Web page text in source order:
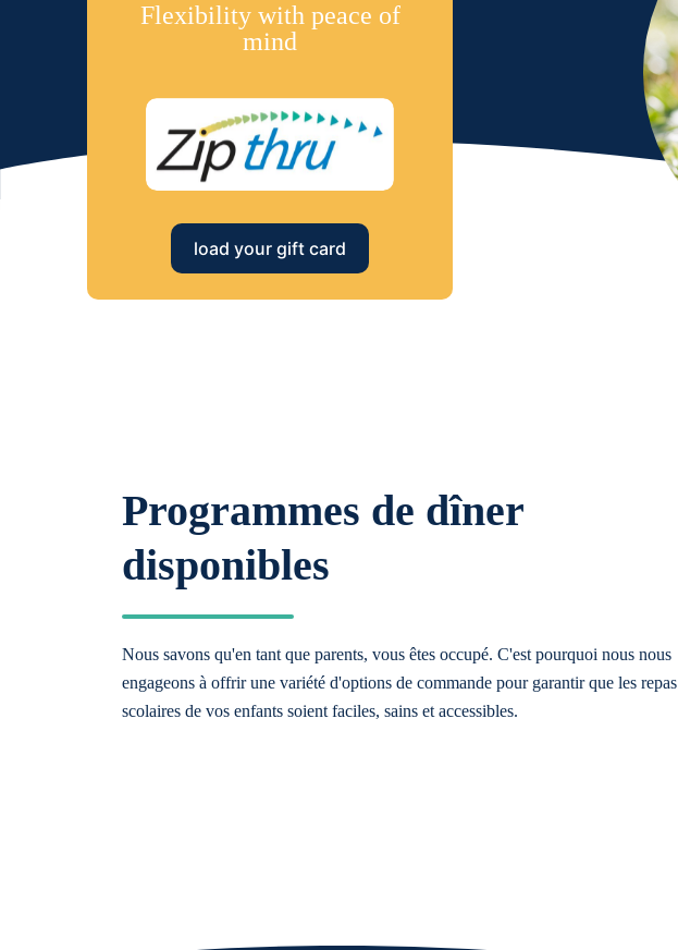
Flexibility with peace of
mind
load your gift card
Programmes de dîner
disponibles
Nous savons qu'en tant que parents, vous êtes occupé. C'est pourquoi nous nous
engageons à offrir une variété d'options de commande pour garantir que les repas
scolaires de vos enfants soient faciles, sains et accessibles.